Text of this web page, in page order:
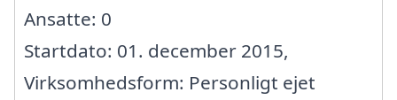
Ansatte: 0
Startdato: 01. december 2015,
Virksomhedsform: Personligt ejet